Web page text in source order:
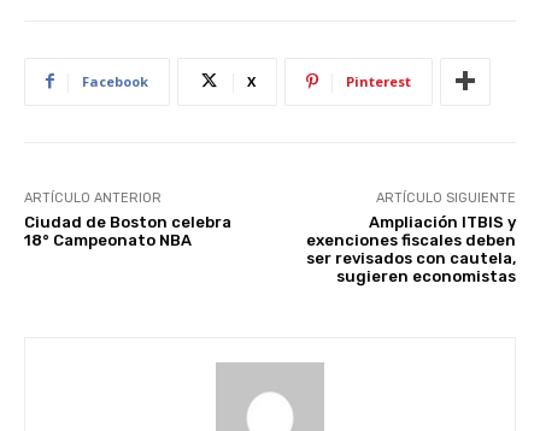
Facebook X Pinterest
ARTÍCULO ANTERIOR
Ciudad de Boston celebra
18° Campeonato NBA
ARTÍCULO SIGUIENTE
Ampliación ITBIS y
exenciones fiscales deben
ser revisados con cautela,
sugieren economistas